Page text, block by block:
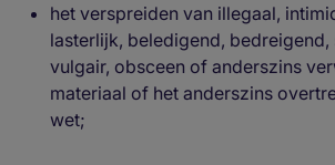
het verspreiden van illegaal,
lasterlijk, beledigend, bedreigend,
vulgair, obsceen of anderszins
materiaal of het anderszins
wet;